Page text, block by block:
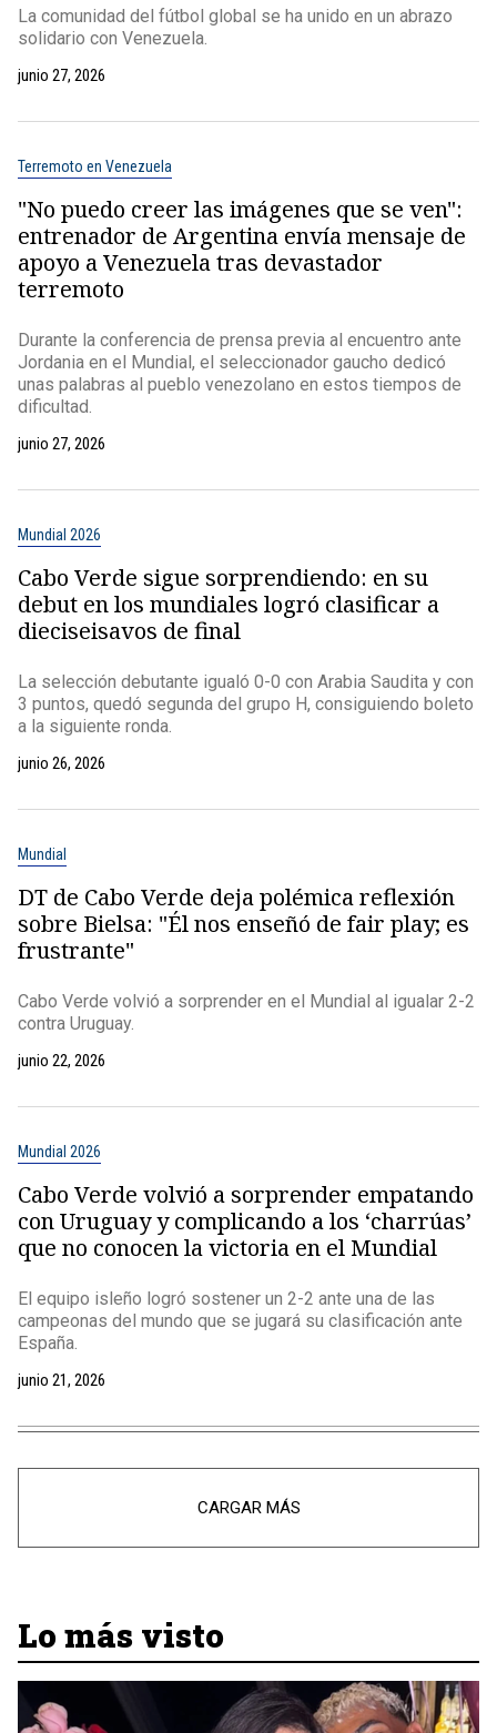
La comunidad del fútbol global se ha unido en un abrazo
solidario con Venezuela.
junio 27, 2026
Terremoto en Venezuela
"No puedo creer las imágenes que se ven":
entrenador de Argentina envía mensaje de
apoyo a Venezuela tras devastador
terremoto
Durante la conferencia de prensa previa al encuentro ante
Jordania en el Mundial, el seleccionador gaucho dedicó
unas palabras al pueblo venezolano en estos tiempos de
dificultad.
junio 27, 2026
Mundial 2026
Cabo Verde sigue sorprendiendo: en su
debut en los mundiales logró clasificar a
dieciseisavos de final
La selección debutante igualó 0-0 con Arabia Saudita y con
3 puntos, quedó segunda del grupo H, consiguiendo boleto
a la siguiente ronda.
junio 26, 2026
Mundial
DT de Cabo Verde deja polémica reflexión
sobre Bielsa: "Él nos enseñó de fair play; es
frustrante"
Cabo Verde volvió a sorprender en el Mundial al igualar 2-2
contra Uruguay.
junio 22, 2026
Mundial 2026
Cabo Verde volvió a sorprender empatando
con Uruguay y complicando a los ‘charrúas’
que no conocen la victoria en el Mundial
El equipo isleño logró sostener un 2-2 ante una de las
campeonas del mundo que se jugará su clasificación ante
España.
junio 21, 2026
CARGAR MÁS
Lo más visto